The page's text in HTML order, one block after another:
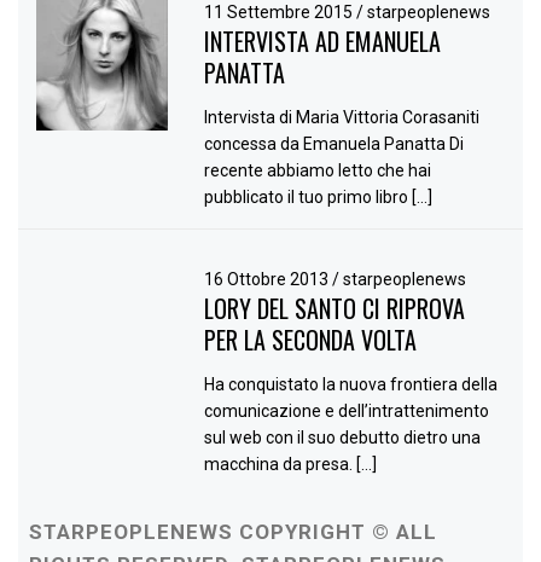
11 Settembre 2015/ starpeoplenews
INTERVISTA AD EMANUELA
PANATTA
Intervista di Maria Vittoria Corasaniti
concessa da Emanuela Panatta Di
recente abbiamo letto che hai
pubblicato il tuo primo libro […]
16 Ottobre 2013/ starpeoplenews
LORY DEL SANTO CI RIPROVA
PER LA SECONDA VOLTA
Ha conquistato la nuova frontiera della
comunicazione e dell’intrattenimento
sul web con il suo debutto dietro una
macchina da presa. […]
STARPEOPLENEWS COPYRIGHT © ALL